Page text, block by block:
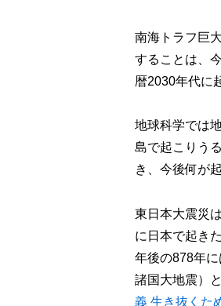
南海トラフ巨
することは、
暦2030年代に
地球科学では
島で起こりう
き、今後何が
東日本大震災
に日本で起き
年後の878年
諸国大地震）
義 生き抜くた